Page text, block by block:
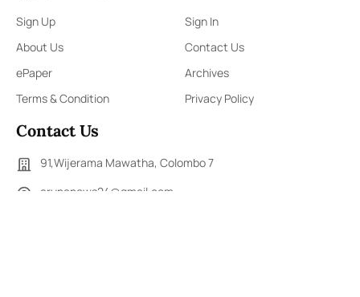
Sign Up
Sign In
About Us
Contact Us
ePaper
Archives
Terms & Condition
Privacy Policy
Contact Us
91,Wijerama Mawatha, Colombo 7
arunanews24@gmail.com